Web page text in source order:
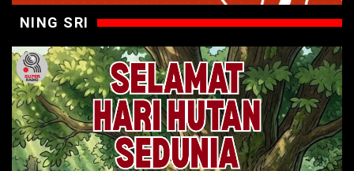
NING SRI